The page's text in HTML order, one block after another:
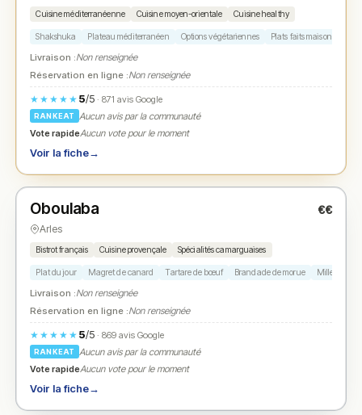
Cuisine méditerranéenne Cuisine moyen-orientale Cuisine healthy
Shakshuka Plateau méditerranéen Options végétariennes Plats faits maison
Livraison :Non renseignée
Réservation en ligne :Non renseignée
★★★★★ 5/5· 871 avis Google
RANKEAT
Aucun avis par la communauté
Vote rapideAucun vote pour le moment
Voir la fiche→
★ N° 2
Oboulaba €€
Arles
Bistrot français Cuisine provençale Spécialités camarguaises
Plat du jour Magret de canard Tartare de bœuf Brandade de morue Mille-feuille
Livraison :Non renseignée
Réservation en ligne :Non renseignée
★★★★★ 5/5· 869 avis Google
RANKEAT
Aucun avis par la communauté
Vote rapideAucun vote pour le moment
Voir la fiche→